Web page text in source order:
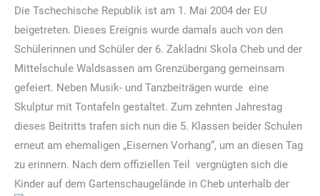
Die Tschechische Republik ist am 1. Mai 2004 der EU
beigetreten. Dieses Ereignis wurde damals auch von den
Schülerinnen und Schüler der 6. Zakladni Skola Cheb und der
Mittelschule Waldsassen am Grenzübergang gemeinsam
gefeiert. Neben Musik- und Tanzbeiträgen wurde eine
Skulptur mit Tontafeln gestaltet. Zum zehnten Jahrestag
dieses Beitritts trafen sich nun die 5. Klassen beider Schulen
erneut am ehemaligen „Eisernen Vorhang“, um an diesen Tag
zu erinnern. Nach dem offiziellen Teil vergnügten sich die
Kinder auf dem Gartenschaugelände in Cheb unterhalb der